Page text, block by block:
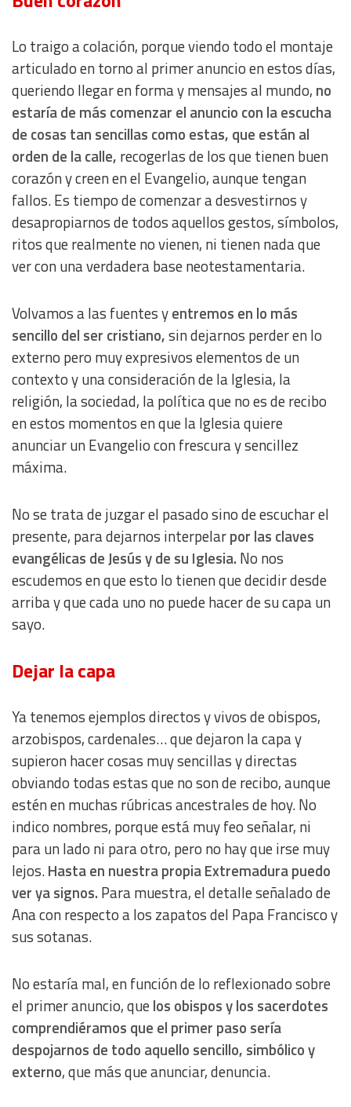
Lo traigo a colación, porque viendo todo el montaje
articulado en torno al primer anuncio en estos días,
queriendo llegar en forma y mensajes al mundo, no
estaría de más comenzar el anuncio con la escucha
de cosas tan sencillas como estas, que están al
orden de la calle, recogerlas de los que tienen buen
corazón y creen en el Evangelio, aunque tengan
fallos. Es tiempo de comenzar a desvestirnos y
desapropiarnos de todos aquellos gestos, símbolos,
ritos que realmente no vienen, ni tienen nada que
ver con una verdadera base neotestamentaria.
Volvamos a las fuentes yentremos en lo más
sencillo del ser cristiano,sin dejarnos perder en lo
externo pero muy expresivos elementos de un
contexto y una consideración de la Iglesia, la
religión, la sociedad, la política que no es de recibo
en estos momentos en que la Iglesia quiere
anunciar un Evangelio con frescura y sencillez
máxima.
No se trata de juzgar el pasado sino de escuchar el
presente, para dejarnos interpelarpor las claves
evangélicas de Jesús y de su Iglesia. No nos
escudemos en que esto lo tienen que decidir desde
arriba y que cada uno no puede hacer de su capa un
sayo.
Dejar la capa
Ya tenemos ejemplos directos y vivos de obispos,
arzobispos, cardenales… que dejaron la capa y
supieron hacer cosas muy sencillas y directas
obviando todas estas que no son de recibo, aunque
estén en muchas rúbricas ancestrales de hoy. No
indico nombres, porque está muy feo señalar, ni
para un lado ni para otro, pero no hay que irse muy
lejos.Hasta en nuestra propia Extremadura puedo
ver ya signos. Para muestra, el detalle señalado de
Ana con respecto a los zapatos del Papa Francisco y
sus sotanas.
No estaría mal, en función de lo reflexionado sobre
el primer anuncio, quelos obispos y los sacerdotes
comprendiéramos que el primer paso sería
despojarnos de todo aquello sencillo, simbólico y
externo, que más que anunciar, denuncia.
Analytical
Functional
Advertising